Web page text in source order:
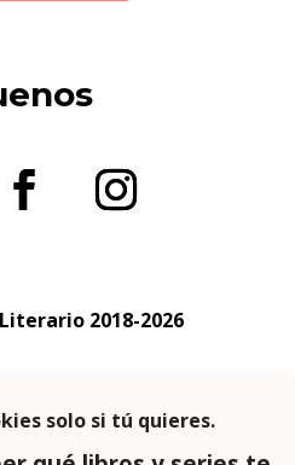
2018-2026